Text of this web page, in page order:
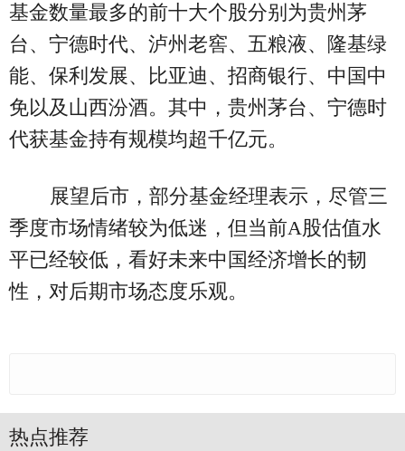
基金数量最多的前十大个股分别为贵州茅
台、宁德时代、泸州老窖、五粮液、隆基绿
能、保利发展、比亚迪、招商银行、中国中
免以及山西汾酒。其中，贵州茅台、宁德时
代获基金持有规模均超千亿元。
展望后市，部分基金经理表示，尽管三
季度市场情绪较为低迷，但当前A股估值水
平已经较低，看好未来中国经济增长的韧
性，对后期市场态度乐观。
热点推荐